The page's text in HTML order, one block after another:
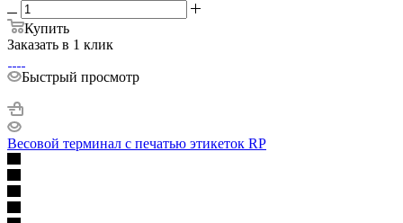
Купить
Заказать в 1 клик
Быстрый просмотр
Весовой терминал с печатью этикеток RP